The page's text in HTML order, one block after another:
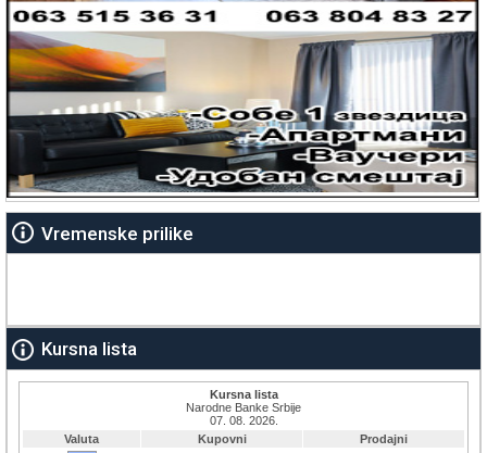
Vremenske prilike
Kursna lista